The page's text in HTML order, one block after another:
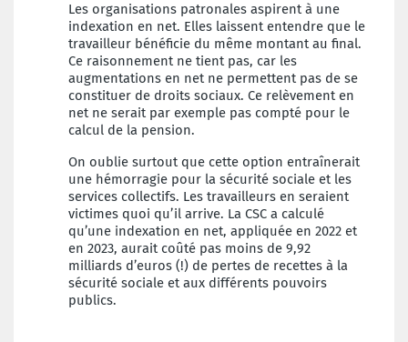
Les organisations patronales aspirent à une
indexation en net. Elles laissent entendre que le
travailleur bénéficie du même montant au final.
Ce raisonnement ne tient pas, car les
augmentations en net ne permettent pas de se
constituer de droits sociaux. Ce relèvement en
net ne serait par exemple pas compté pour le
calcul de la pension.
On oublie surtout que cette option entraînerait
une hémorragie pour la sécurité sociale et les
services collectifs. Les travailleurs en seraient
victimes quoi qu’il arrive. La CSC a calculé
qu’une indexation en net, appliquée en 2022 et
en 2023, aurait coûté pas moins de 9,92
milliards d’euros (!) de pertes de recettes à la
sécurité sociale et aux différents pouvoirs
publics.